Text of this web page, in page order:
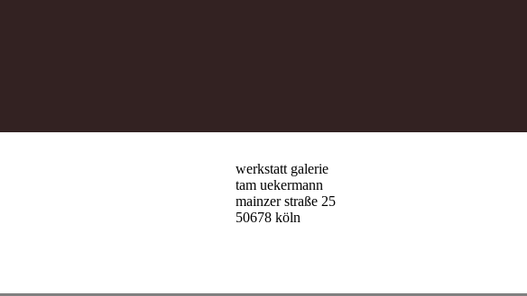
werkstatt galerie
tamuekermann
mainzer straße 25
50678 köln